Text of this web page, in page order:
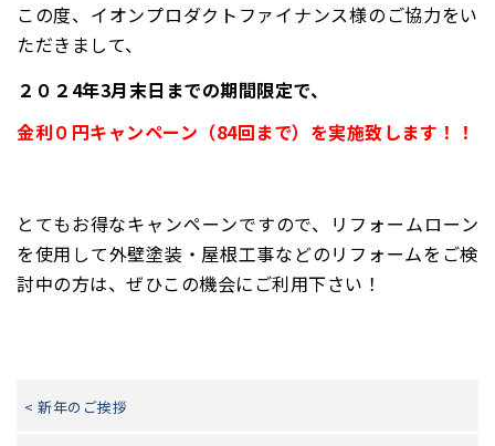
この度、イオンプロダクトファイナンス様のご協力をい
ただきまして、
２０２4年3月末日までの期間限定で、
金利０円キャンペーン（84回まで） を実施致します！！
とてもお得なキャンペーンですので、リフォームローン
を使用して外壁塗装・屋根工事などのリフォームをご検
討中の方は、ぜひこの機会にご利用下さい！
< 新年のご挨拶